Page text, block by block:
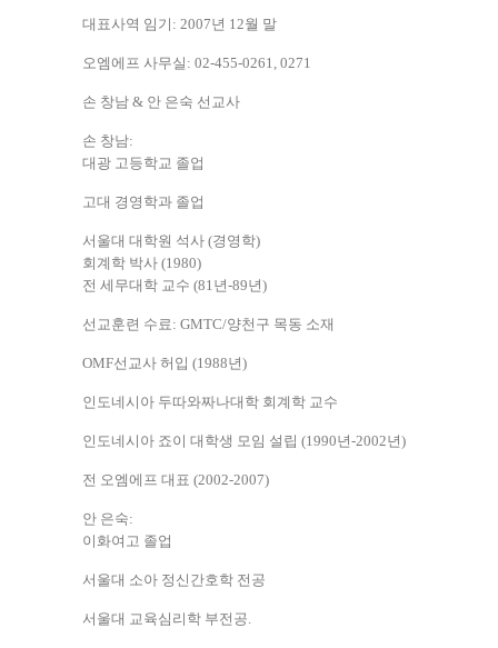
대표사역 임기: 2007년 12월 말
오엠에프 사무실: 02-455-0261, 0271
손 창남 & 안 은숙 선교사
손 창남:
대광 고등학교 졸업
고대 경영학과 졸업
서울대 대학원 석사 (경영학)
회계학 박사 (1980)
전 세무대학 교수 (81년-89년)
선교훈련 수료: GMTC/양천구 목동 소재
OMF선교사 허입 (1988년)
인도네시아 두따와짜나대학 회계학 교수
인도네시아 죠이 대학생 모임 설립 (1990년-2002년)
전 오엠에프 대표 (2002-2007)
안 은숙:
이화여고 졸업
서울대 소아 정신간호학 전공
서울대 교육심리학 부전공.